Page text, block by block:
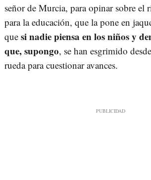
señor de Murcia, para opinar sobre el
para la educación, que la pone en
que si nadie piensa en los niños y
que, supongo, se han esgrimido
rueda para cuestionar avances.